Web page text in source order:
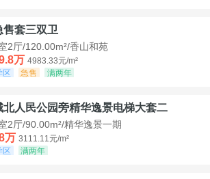
售套三双卫
2厅/120.00m²/香山和苑
万 4983.33元/m²
区
急售 满两年
北人民公园旁精华逸景电梯大套二
2厅/90.00m²/精华逸景一期
万 3111.11元/m²
区
满两年